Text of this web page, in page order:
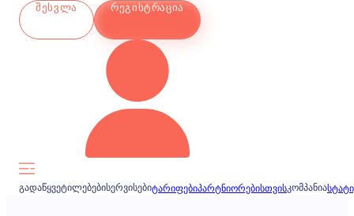
ᲨᲔᲡᲕᲚᲐ ᲠᲔᲒᲘᲡᲢᲠᲐᲪᲘᲐ
ᲒᲐᲓᲐᲬᲧᲕᲔᲢᲘᲚᲔᲑᲔᲑᲘᲡᲔᲠᲕᲘᲡᲔᲑᲘᲢᲐᲠᲘᲤᲔᲑᲘᲞᲐᲠᲢᲜᲘᲝᲠᲔᲑᲘᲡᲗᲕᲘᲡᲙᲝᲛᲞᲐᲜᲘᲐ